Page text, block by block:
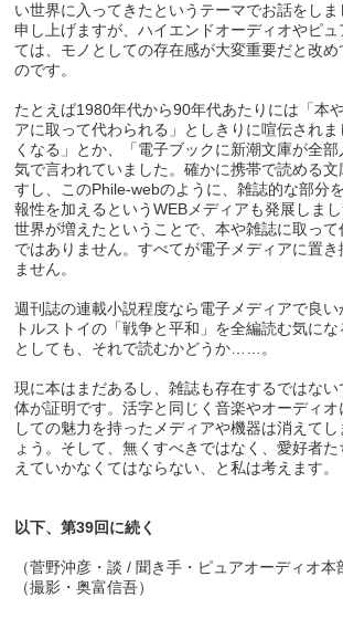
い世界に入ってきたというテーマでお話をし
申し上げますが、ハイエンドオーディオやピュ
ては、モノとしての存在感が大変重要だと改
のです。
たとえば1980年代から90年代あたりには「本
アに取って代わられる」としきりに喧伝され
くなる」とか、「電子ブックに新潮文庫が全
気で言われていました。確かに携帯で読める文
すし、このPhile-webのように、雑誌的な部分
報性を加えるというWEBメディアも発展しま
世界が増えたということで、本や雑誌に取って
ではありません。すべてが電子メディアに置き
ません。
週刊誌の連載小説程度なら電子メディアで良い
トルストイの「戦争と平和」を全編読む気に
としても、それで読むかどうか……。
現に本はまだあるし、雑誌も存在するではない
体が証明です。活字と同じく音楽やオーディオ
しての魅力を持ったメディアや機器は消えて
ょう。そして、無くすべきではなく、愛好者
えていかなくてはならない、と私は考えます。
以下、第39回に続く
（菅野沖彦・談 / 聞き手・ピュアオーディオ本
（撮影・奥富信吾）